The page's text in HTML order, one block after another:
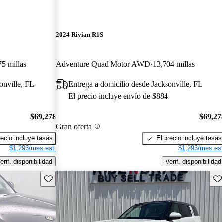
millas
FL
$69,278
incluye tasas
$1,293/mes est.
disponibilidad
2024 Rivian R1S
Adventure Quad Motor AWD 13,704 millas
Entrega a domicilio desde Jacksonville, FL
El precio incluye envío de $884
Gran oferta
El precio incluye tasas
$1,293/mes
Verif. disponibilidad
Guarda este Aviso